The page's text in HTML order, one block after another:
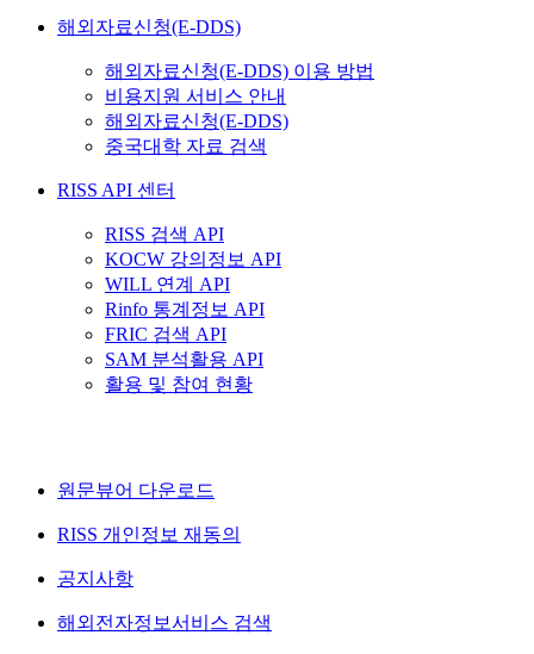
해외자료신청(E-DDS)
해외자료신청(E-DDS) 이용 방법
비용지원 서비스 안내
해외자료신청(E-DDS)
중국대학 자료 검색
RISS API 센터
RISS 검색 API
KOCW 강의정보 API
WILL 연계 API
Rinfo 통계정보 API
FRIC 검색 API
SAM 분석활용 API
활용 및 참여 현황
원문뷰어 다운로드
RISS 개인정보 재동의
공지사항
해외전자정보서비스 검색